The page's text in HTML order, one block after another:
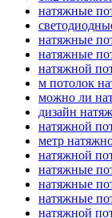
натяжные
натяжные
натяжные
натяжной
м потолок
можно ли
дизайн
натяжной
метр
натяжной
натяжные
натяжные
натяжные
натяжной